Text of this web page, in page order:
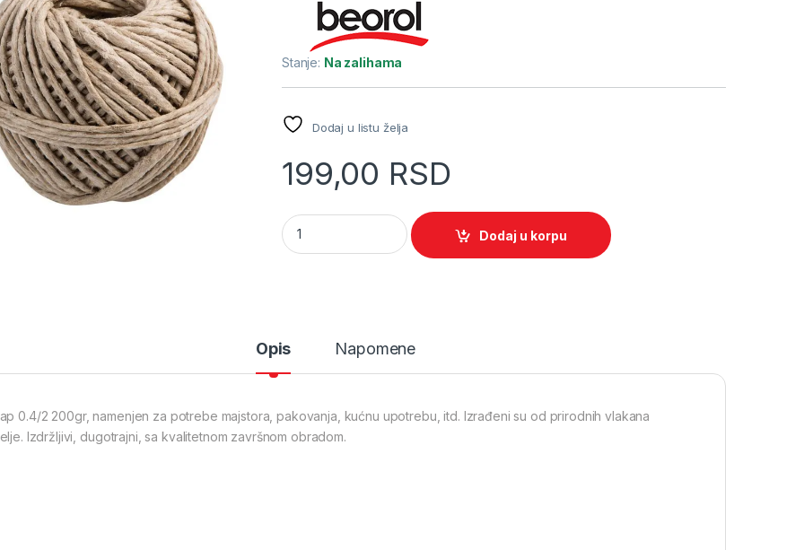
Stanje: Na zalihama
Dodaj u listu želja
199,00 RSD
Kanap 0.4/2 200gr K04200 quantity
Dodaj u korpu
Opis Napomene
0.4/2 200gr, namenjen za potrebe majstora, pakovanja, kućnu upotrebu, itd. Izrađeni su od prirodnih vlakana
Izdržljivi, dugotrajni, sa kvalitetnom završnom obradom.